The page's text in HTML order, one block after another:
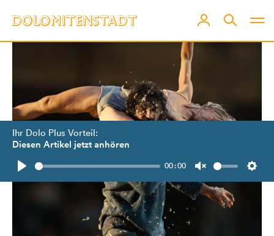
Ihr Dolo Plus Vorteil:
Diesen Artikel jetzt anhören
Play
00:00
Unmute